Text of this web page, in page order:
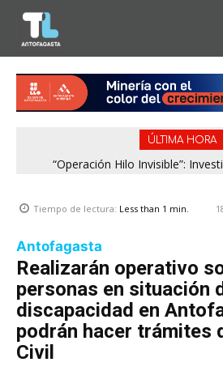
ÚLTIMA HORA
“Operación Hilo Invisible”:
Tiempo de lectura: Less than 1 min.
Antofagasta
Realizarán operativo
personas en situación
discapacidad en
podrán hacer trámites
Civil